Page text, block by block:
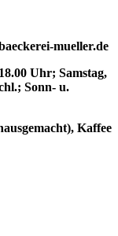
mueller.de
Uhr; Samstag,
Sonn- u.
Kaffee